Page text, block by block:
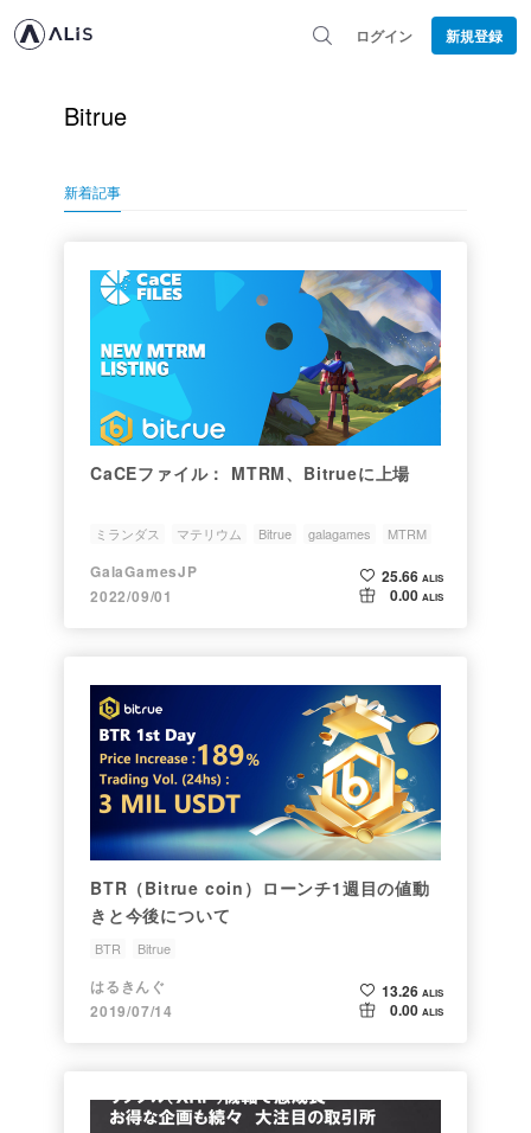
ログイン 新規登録
Bitrue
新着記事
CaCEファイル： MTRM、Bitrueに上場
ミランダス マテリウム Bitrue galagames MTRM
GalaGamesJP
2022/09/01
25.66 ALIS
0.00 ALIS
BTR（Bitrue coin）ローンチ1週目の値動
きと今後について
BTR Bitrue
はるきんぐ
2019/07/14
13.26 ALIS
0.00 ALIS